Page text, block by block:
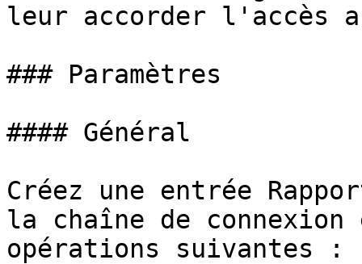
leur accorder l'accès
### Paramètres
#### Général
Créez une entrée
la chaîne de
opérations suivantes :